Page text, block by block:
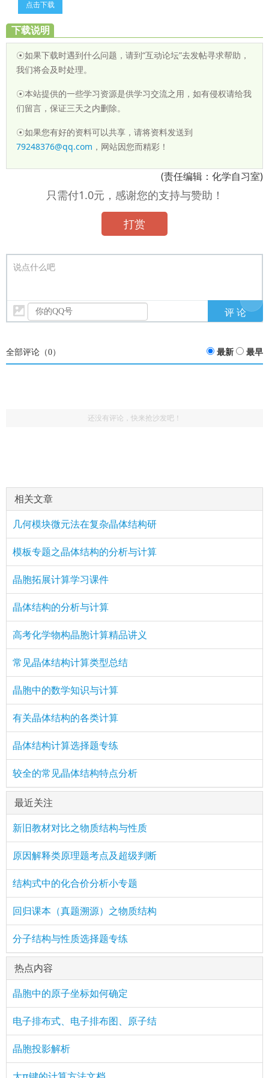
点击下载
下载说明
☉如果下载时遇到什么问题，请到“互动论坛”去发帖寻求帮助，
我们将会及时处理。
☉本站提供的一些学习资源是供学习交流之用，如有侵权请给我
们留言，保证三天之内删除。
☉如果您有好的资料可以共享，请将资料发送到
79248376@qq.com ，网站因您而精彩！
(责任编辑：化学自习室)
只需付1.0元，感谢您的支持与赞助！
打赏
说点什么吧
全部评论（0） 最新 最早
还没有评论，快来抢沙发吧！
相关文章
几何模块微元法在复杂晶体结构研
模板专题之晶体结构的分析与计算
晶胞拓展计算学习课件
晶体结构的分析与计算
高考化学物构晶胞计算精品讲义
常见晶体结构计算类型总结
晶胞中的数学知识与计算
有关晶体结构的各类计算
晶体结构计算选择题专练
较全的常见晶体结构特点分析
最近关注
新旧教材对比之物质结构与性质
原因解释类原理题考点及超级判断
结构式中的化合价分析小专题
回归课本（真题溯源）之物质结构
分子结构与性质选择题专练
热点内容
晶胞中的原子坐标如何确定
电子排布式、电子排布图、原子结
晶胞投影解析